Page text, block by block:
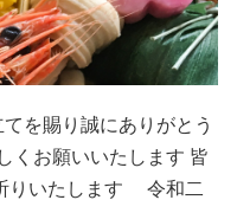
を賜り誠にありがとう
くお願いいたします 皆
りいたします 令和二